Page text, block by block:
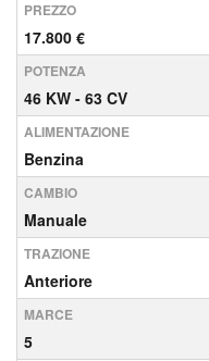
PREZZO
17.800 €
POTENZA
46 KW - 63 CV
ALIMENTAZIONE
Benzina
CAMBIO
Manuale
TRAZIONE
Anteriore
MARCE
5